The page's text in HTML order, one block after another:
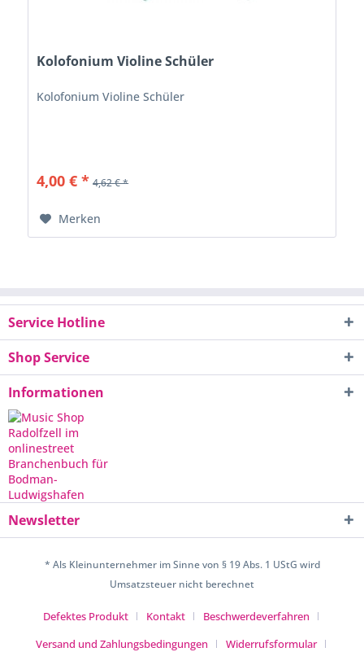
Kolofonium Violine Schüler
Kolofonium Violine Schüler
4,00 € * 4,62 € *
Merken
Service Hotline
Shop Service
Informationen
Newsletter
* Als Kleinunternehmer im Sinne von § 19 Abs. 1 UStG wird
Umsatzsteuer nicht berechnet
Defektes Produkt Kontakt
Beschwerdeverfahren
Versand und Zahlungsbedingungen
Widerrufsformular